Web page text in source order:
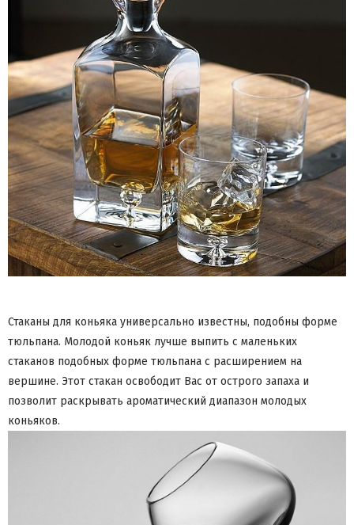
Стаканы для коньяка универсально известны, подобны форме
тюльпана. Молодой коньяк лучше выпить с маленьких
стаканов подобных форме тюльпана с расширением на
вершине. Этот стакан освободит Вас от острого запаха и
позволит раскрывать ароматический диапазон молодых
коньяков.